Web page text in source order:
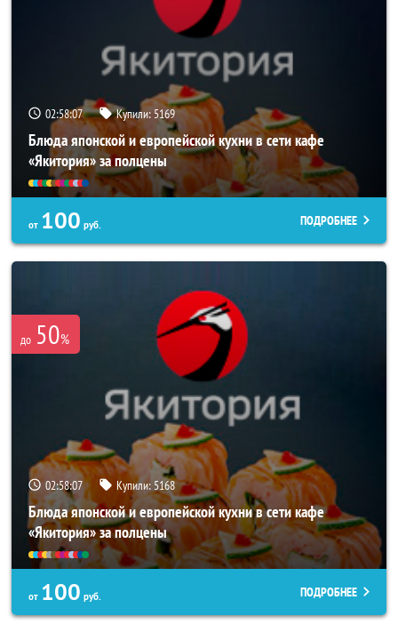
02:58:03 Купили: 5169
Блюда японской и европейской кухни в сети кафе
«Якитория» за полцены
от 100 руб. ПОДРОБНЕЕ
до 50%
02:58:03 Купили: 5168
Блюда японской и европейской кухни в сети кафе
«Якитория» за полцены
от 100 руб. ПОДРОБНЕЕ